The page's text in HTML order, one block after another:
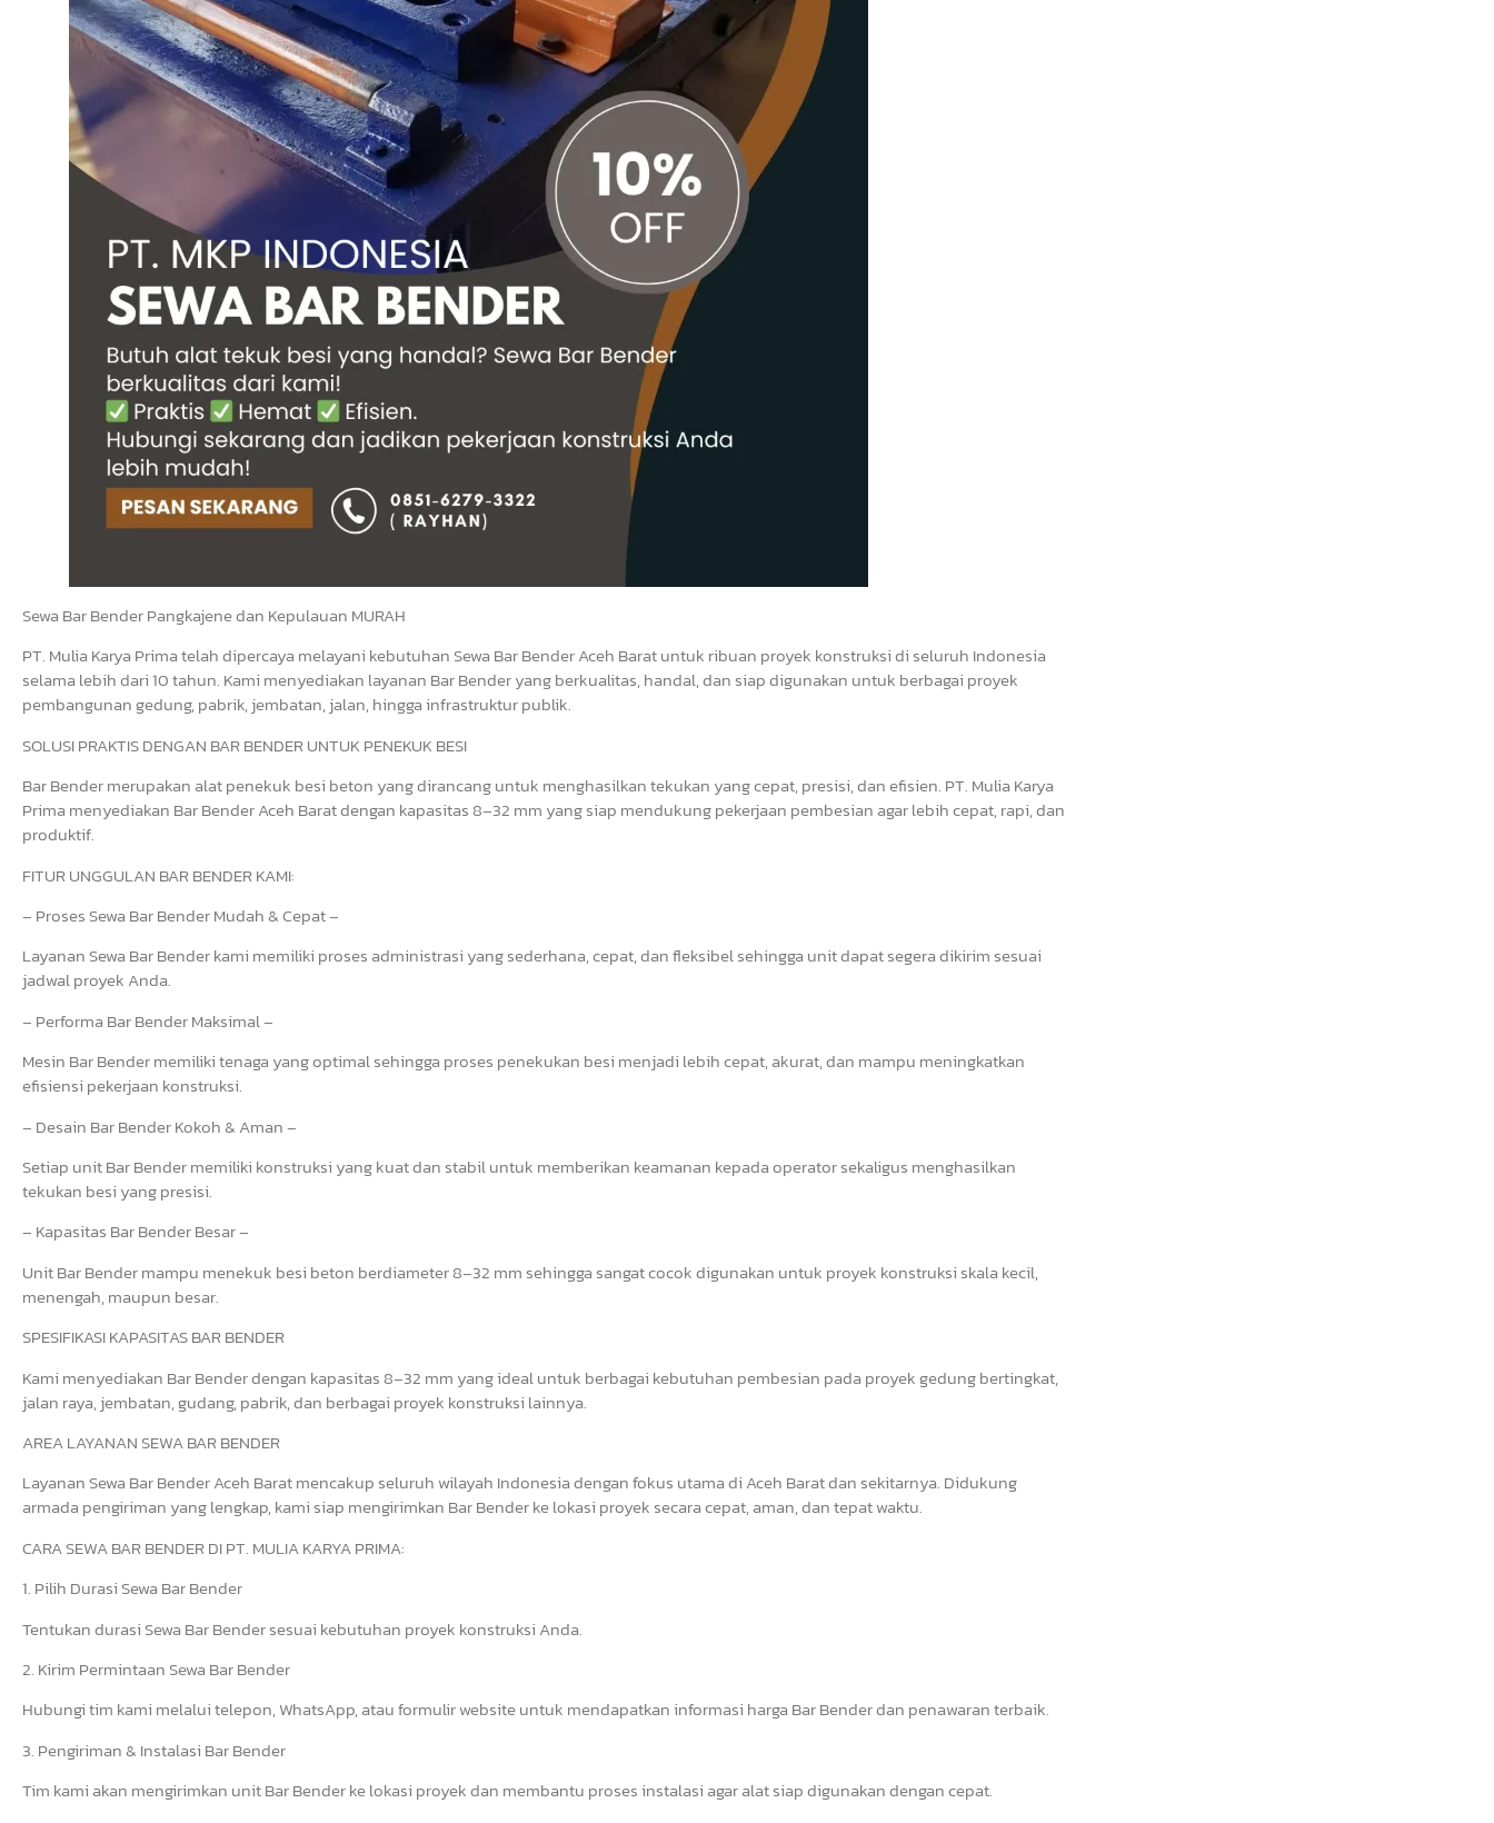
Sewa Bar Bender Pangkajene dan Kepulauan MURAH
PT. Mulia Karya Prima telah dipercaya melayani kebutuhan Sewa Bar Bender Aceh Barat untuk ribuan proyek konstruksi di seluruh Indonesia
selama lebih dari 10 tahun. Kami menyediakan layanan Bar Bender yang berkualitas, handal, dan siap digunakan untuk berbagai proyek
pembangunan gedung, pabrik, jembatan, jalan, hingga infrastruktur publik.
SOLUSI PRAKTIS DENGAN BAR BENDER UNTUK PENEKUK BESI
Bar Bender merupakan alat penekuk besi beton yang dirancang untuk menghasilkan tekukan yang cepat, presisi, dan efisien. PT. Mulia Karya
Prima menyediakan Bar Bender Aceh Barat dengan kapasitas 8–32 mm yang siap mendukung pekerjaan pembesian agar lebih cepat, rapi, dan
produktif.
FITUR UNGGULAN BAR BENDER KAMI:
– Proses Sewa Bar Bender Mudah & Cepat –
Layanan Sewa Bar Bender kami memiliki proses administrasi yang sederhana, cepat, dan fleksibel sehingga unit dapat segera dikirim sesuai
jadwal proyek Anda.
– Performa Bar Bender Maksimal –
Mesin Bar Bender memiliki tenaga yang optimal sehingga proses penekukan besi menjadi lebih cepat, akurat, dan mampu meningkatkan
efisiensi pekerjaan konstruksi.
– Desain Bar Bender Kokoh & Aman –
Setiap unit Bar Bender memiliki konstruksi yang kuat dan stabil untuk memberikan keamanan kepada operator sekaligus menghasilkan
tekukan besi yang presisi.
– Kapasitas Bar Bender Besar –
Unit Bar Bender mampu menekuk besi beton berdiameter 8–32 mm sehingga sangat cocok digunakan untuk proyek konstruksi skala kecil,
menengah, maupun besar.
SPESIFIKASI KAPASITAS BAR BENDER
Kami menyediakan Bar Bender dengan kapasitas 8–32 mm yang ideal untuk berbagai kebutuhan pembesian pada proyek gedung bertingkat,
jalan raya, jembatan, gudang, pabrik, dan berbagai proyek konstruksi lainnya.
AREA LAYANAN SEWA BAR BENDER
Layanan Sewa Bar Bender Aceh Barat mencakup seluruh wilayah Indonesia dengan fokus utama di Aceh Barat dan sekitarnya. Didukung
armada pengiriman yang lengkap, kami siap mengirimkan Bar Bender ke lokasi proyek secara cepat, aman, dan tepat waktu.
CARA SEWA BAR BENDER DI PT. MULIA KARYA PRIMA:
1. Pilih Durasi Sewa Bar Bender
Tentukan durasi Sewa Bar Bender sesuai kebutuhan proyek konstruksi Anda.
2. Kirim Permintaan Sewa Bar Bender
Hubungi tim kami melalui telepon, WhatsApp, atau formulir website untuk mendapatkan informasi harga Bar Bender dan penawaran terbaik.
3. Pengiriman & Instalasi Bar Bender
Tim kami akan mengirimkan unit Bar Bender ke lokasi proyek dan membantu proses instalasi agar alat siap digunakan dengan cepat.